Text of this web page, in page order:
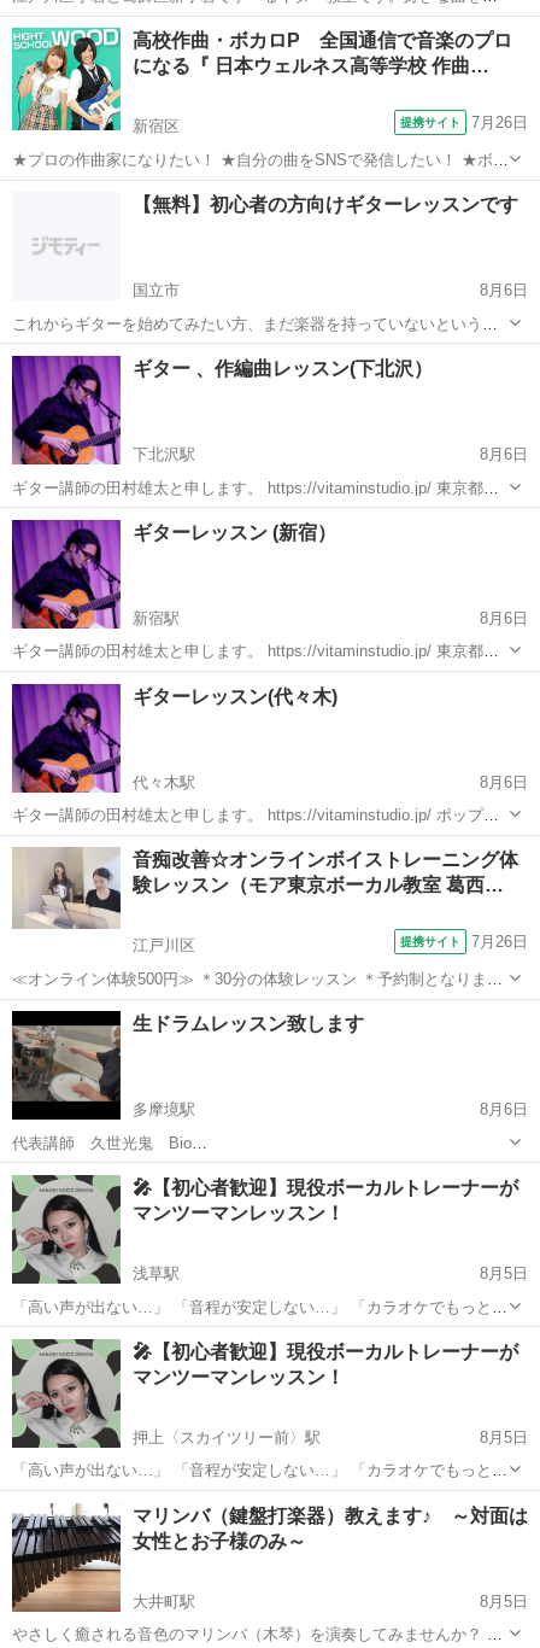
いて楽しく上達できるギター教室でどの音楽教室よりも安い料金と丁
寧なレッスンで生徒様からもご好評いただいております。生徒の９割
はギター初心者です。小岩駅南口から徒歩...
東京 江戸川区 小岩駅 ギター 音楽教室
高校作曲・ボカロP 全国通信で音楽のプロ
になる『 日本ウェルネス高等学校 作曲…
新宿区 提携サイト 7月26日
★プロの作曲家になりたい！ ★自分の曲をSNSで発信したい！ ★ボカ
ロPが目標 ★シンガーソングライターも視野に入れている 最近は高校
生から作曲を学ぶ人が増えてきました。 では、実際にプロになるには
ピアノ
【無料】初心者の方向けギターレッスンです
国立市
8月6日
これからギターを始めてみたい方、まだ楽器を持っていないという方
でもOKです！ 初心者を対象にギターレッスンやっています。 また、
DTMを使った作曲レッスンもやっています。 教える立場としてまだお
金をもらうのは気...
東京 国立市 ギター 初心者
ギター 、作編曲レッスン(下北沢）
下北沢駅
8月6日
ギター講師の田村雄太と申します。 https://vitaminstudio.jp/ 東京都世
田谷、渋谷、武蔵野市、新宿エリアを中心にプライベートレッスンを
しています。 作編曲(DTM)のレッスンも対応しています。...
東京 世田谷区 ギター
ギターレッスン (新宿）
新宿駅
8月6日
ギター講師の田村雄太と申します。 https://vitaminstudio.jp/ 東京都世
田谷、渋谷、武蔵野市、新宿エリアを中心にプライベートレッスンを
しています。 作編曲(DTM)のレッスンも対応しています。...
東京 新宿区 新宿駅 ギター 作編曲
ギターレッスン(代々木)
代々木駅
8月6日
ギター講師の田村雄太と申します。 https://vitaminstudio.jp/ ポップ
ス、ジャズ、R&Bなど幅広いジャンルに対応しています。 400人以上
の指導経験があり、ソニーミュージックの新人アーティ...
東京 渋谷区 代々木駅 音楽 スタジオ
音痴改善☆オンラインボイストレーニング体
験レッスン（モア東京ボーカル教室 葛西…
江戸川区 提携サイト 7月26日
≪オンライン体験500円≫ ＊30分の体験レッスン ＊予約制となります
2008年開校後、首都圏にて延べ5000人以上が受講したミュージカル特
化のボイストレーニングレッスンが、スマートフォン・タブレットな
どを利用して、自宅...
東京 江戸川区
生ドラムレッスン致します
多摩境駅
8月6日
代表講師 久世光鬼 Bio
https://share.google/aimode/BpxCH02dRI1mrnDkI お子さま、学生、ガ
ールズ 、大人 皆さま対応致します ドラムがなくてもスティックがな
くても上達で...
東京 八王子市 多摩境駅 ドラム 夏休み
🎤【初心者歓迎】現役ボーカルトレーナーが
マンツーマンレッスン！
浅草駅
8月5日
「高い声が出ない…」 「音程が安定しない…」 「カラオケでもっと上
手く歌いたい！」 「人前で自信を持って歌えるようになりたい！」 そ
んなお悩み、一緒に解決しませんか？ 現役ボーカルトレーナー・音楽
プロデュー...
東京 台東区 浅草駅 ボーカル レッスン
🎤【初心者歓迎】現役ボーカルトレーナーが
マンツーマンレッスン！
押上〈スカイツリー前〉駅
8月5日
「高い声が出ない…」 「音程が安定しない…」 「カラオケでもっと上
手く歌いたい！」 「人前で自信を持って歌えるようになりたい！」 そ
んなお悩み、一緒に解決しませんか？ 現役ボーカルトレーナー・音楽
プロデュー...
東京 墨田区 押上〈スカイツリー前〉駅 ボーカル
レッスン
マリンバ（鍵盤打楽器）教えます♪ ～対面は
女性とお子様のみ～
大井町駅
8月5日
やさしく癒される音色のマリンバ（木琴）を演奏してみませんか？ ♪